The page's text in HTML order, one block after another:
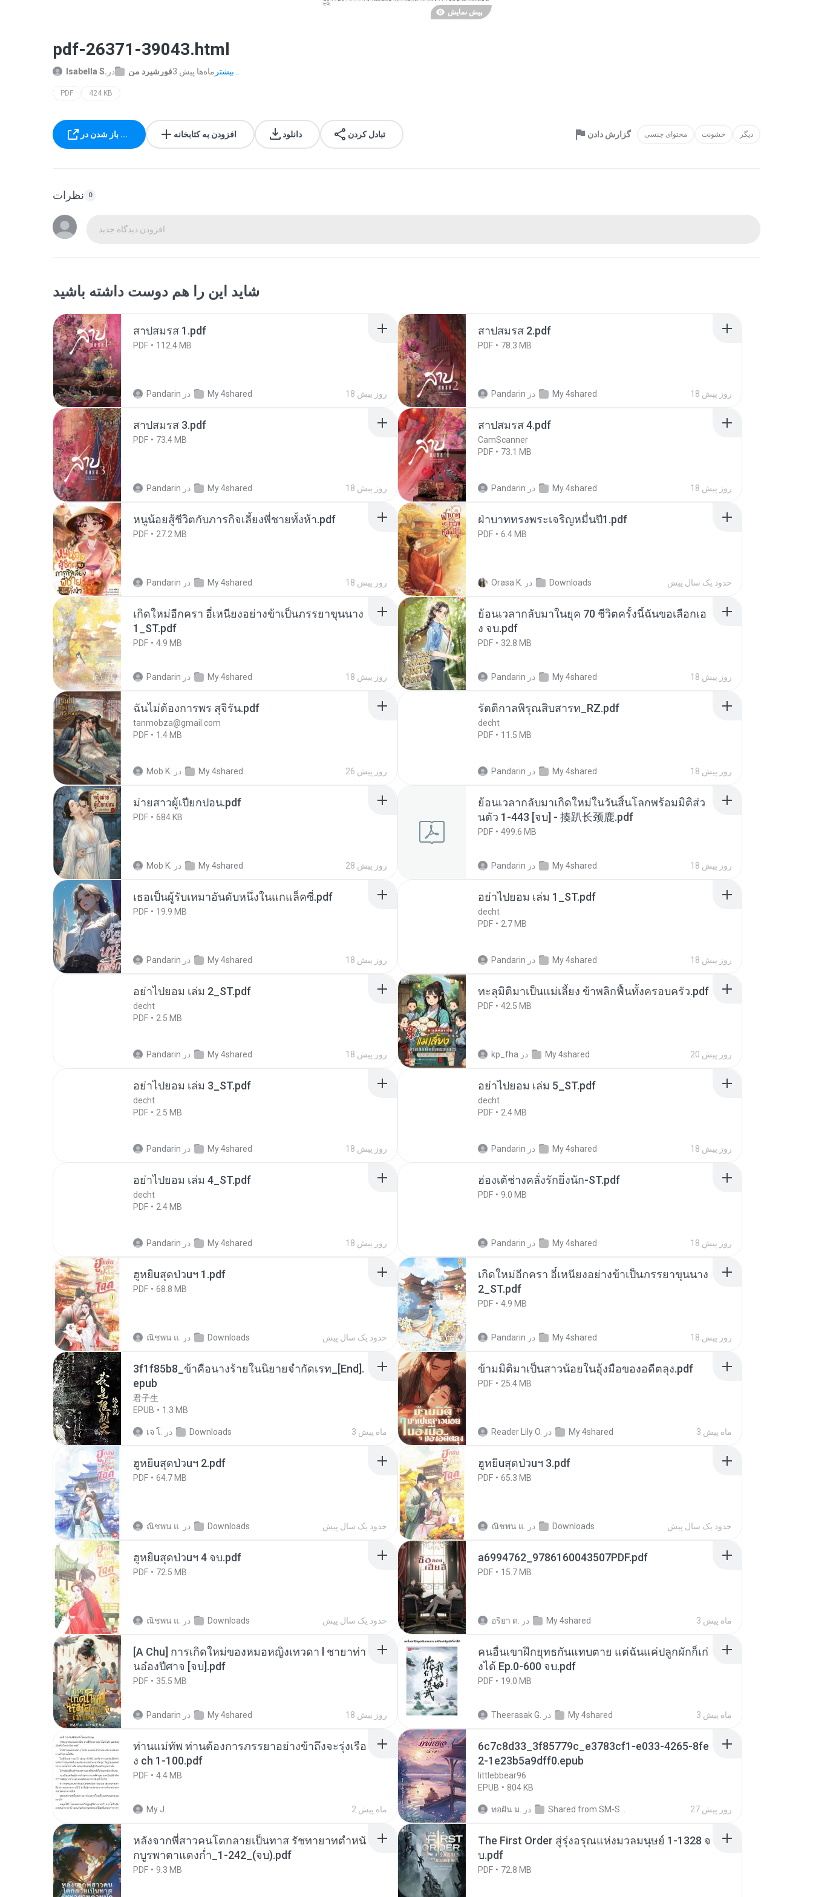
پیش نمایش
pdf-26371-39043.html
Isabella S. در فورشیرد من 3 ماه‌ها پیش
PDF 424 KB
باز شدن در ... افزودن به کتابخانه دانلود تبادل کردن گزارش دادن محتوای جنسی خشونت دیگر
نظرات 0
افزودن دیدگاه جدید
شاید این را هم دوست داشته باشید
สาปสมรส 1.pdf
PDF 112.4 MB
Pandarin در My 4shared 18 روز پیش
สาปสมรส 2.pdf
PDF 78.3 MB
Pandarin در My 4shared 18 روز پیش
สาปสมรส 3.pdf
PDF 73.4 MB
Pandarin در My 4shared 18 روز پیش
สาปสมรส 4.pdf
CamScanner
PDF
73.1 MB
Pandarin در My 4shared 18 روز پیش
หนูน้อยสู้ชีวิตกับภารกิจเลี้ยงพี่ชายทั้งห้า.pdf
PDF 27.2 MB
Pandarin در My 4shared 18 روز پیش
ฝ่าบาททรงพระเจริญหมื่นปี1.pdf
PDF 6.4 MB
Orasa K. در Downloads حدود یک سال پیش
เกิดใหม่อีกครา อี๋เหนียงอย่างข้าเป็นภรรยาขุนนาง
1_ST.pdf
PDF 4.9 MB
Pandarin در My 4shared 18 روز پیش
ย้อนเวลากลับมาในยุค 70 ชีวิตครั้งนี้ฉันขอเลือกเอ
ง จบ.pdf
PDF 32.8 MB
Pandarin در My 4shared 18 روز پیش
ฉันไม่ต้องการพร สุจิรัน.pdf
tanmobza@gmail.com
PDF
1.4 MB
Mob K. در My 4shared 26 روز پیش
รัตติกาลพิรุณสิบสารท_RZ.pdf
decht
PDF
11.5 MB
Pandarin در My 4shared 18 روز پیش
ม่ายสาวผู้เปียกปอน.pdf
PDF 684 KB
Mob K. در My 4shared 28 روز پیش
ย้อนเวลากลับมาเกิดใหม่ในวันสิ้นโลกพร้อมมิติส่ว
นตัว 1-443 [จบ] - 揍趴长颈鹿.pdf
PDF 499.6 MB
Pandarin در My 4shared 18 روز پیش
เธอเป็นผู้รับเหมาอันดับหนึ่งในแกแล็คซี่.pdf
PDF 19.9 MB
Pandarin در My 4shared 18 روز پیش
อย่าไปยอม เล่ม 1_ST.pdf
decht
PDF
2.7 MB
Pandarin در My 4shared 18 روز پیش
อย่าไปยอม เล่ม 2_ST.pdf
decht
PDF
2.5 MB
Pandarin در My 4shared 18 روز پیش
ทะลุมิติมาเป็นแม่เลี้ยง ข้าพลิกฟื้นทั้งครอบครัว.pdf
PDF 42.5 MB
kp_fha در My 4shared 20 روز پیش
อย่าไปยอม เล่ม 3_ST.pdf
decht
PDF
2.5 MB
Pandarin در My 4shared 18 روز پیش
อย่าไปยอม เล่ม 5_ST.pdf
decht
PDF
2.4 MB
Pandarin در My 4shared 18 روز پیش
อย่าไปยอม เล่ม 4_ST.pdf
decht
PDF
2.4 MB
Pandarin در My 4shared 18 روز پیش
ฮ่องเต้ช่างคลั่งรักยิ่งนัก-ST.pdf
PDF 9.0 MB
Pandarin در My 4shared 18 روز پیش
ฮูหยิuสุดป่วuฯ 1.pdf
PDF 68.8 MB
ณิชพน แ. در Downloads حدود یک سال پیش
เกิดใหม่อีกครา อี๋เหนียงอย่างข้าเป็นภรรยาขุนนาง
2_ST.pdf
PDF 4.9 MB
Pandarin در My 4shared 18 روز پیش
3f1f85b8_ข้าคือนางร้ายในนิยายจำกัดเรท_[End].
epub
君子生
EPUB
1.3 MB
เจ โ. در Downloads 3 ماه پیش
ข้ามมิติมาเป็นสาวน้อยในอุ้งมือของอดีตลุง.pdf
PDF 25.4 MB
Reader Lily O. در My 4shared 3 ماه پیش
ฮูหยิuสุดป่วuฯ 2.pdf
PDF 64.7 MB
ณิชพน แ. در Downloads حدود یک سال پیش
ฮูหยิuสุดป่วuฯ 3.pdf
PDF 65.3 MB
ณิชพน แ. در Downloads حدود یک سال پیش
ฮูหยิuสุดป่วuฯ 4 จบ.pdf
PDF 72.5 MB
ณิชพน แ. در Downloads حدود یک سال پیش
a6994762_9786160043507PDF.pdf
PDF 15.7 MB
อริยา ด. در My 4shared 3 ماه پیش
[A Chu] การเกิดใหม่ของหมอหญิงเทวดา l ชายาท่า
นอ๋องปีศาจ [จบ].pdf
PDF 35.5 MB
Pandarin در My 4shared 18 روز پیش
คนอื่นเขาฝึกยุทธกันแทบตาย แต่ฉันแค่ปลูกผักก็เก่
งได้ Ep.0-600 จบ.pdf
PDF 19.0 MB
Theerasak G. در My 4shared 3 ماه پیش
ท่านแม่ทัพ ท่านต้องการภรรยาอย่างข้าถึงจะรุ่งเรือ
ง ch 1-100.pdf
PDF 4.4 MB
My J. 2 ماه پیش
6c7c8d33_3f85779c_e3783cf1-e033-4265-8fe
2-1e23b5a9dff0.epub
littlebbear96
EPUB
804 KB
ทอฝัน ม. در 27 روز پیش
หลังจากพี่สาวคนโตกลายเป็นทาส รัชทายาทตำหนั
กบูรพาตาแดงก่ำ_1-242_(จบ).pdf
PDF 9.3 MB
The First Order สู่รุ่งอรุณแห่งมวลมนุษย์ 1-1328 จ
บ.pdf
PDF 72.8 MB